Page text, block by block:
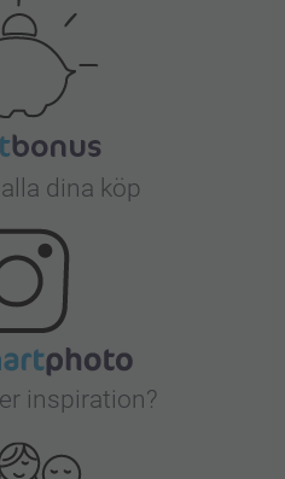
dina köp
inspiration?